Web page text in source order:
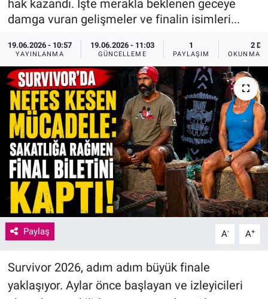
hak kazandı. İşte merakla beklenen geceye
damga vuran gelişmeler ve finalin isimleri...
19.06.2026 - 10:57
YAYINLANMA
19.06.2026 - 11:03
GÜNCELLEME
1
PAYLAŞIM
2 DK
OKUNMA
Paylaş A- A+
Survivor 2026, adım adım büyük finale
yaklaşıyor. Aylar önce başlayan ve izleyicileri